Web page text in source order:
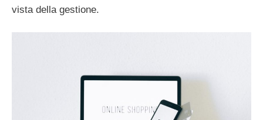
vista della gestione.